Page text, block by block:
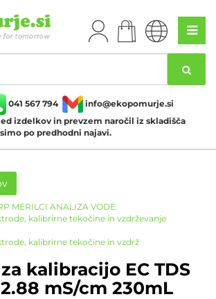
041 567 794
info@ekopomurje.si
izdelkov in prevzem naročil iz skladišča
po predhodni najavi.
MERILCI ANALIZA VODE
kalibrirne tekočine in vzdrževanje
kalibrirne tekočine in vzdrž
kalibracijo EC TDS
mS/cm 230mL